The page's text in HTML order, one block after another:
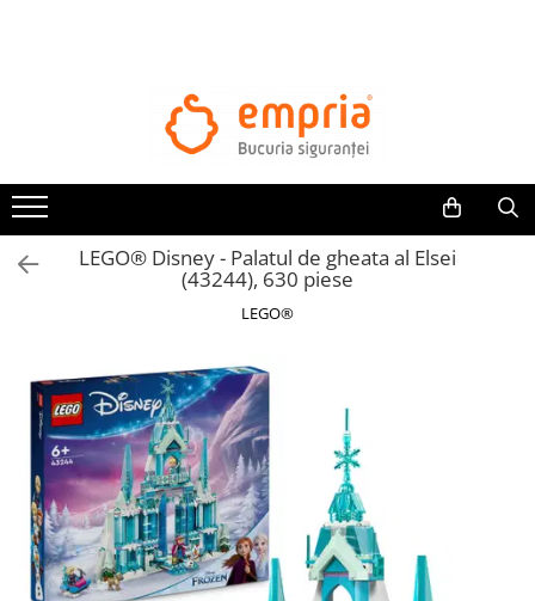
Bariere protectie pentru pat
Protectii mobilier
Banda protectie mobila copii
Sigurante pentru sertare si usi
Sigurante geamuri si usi glisante
Kituri de siguranta pentru copii si
bebelusi
Protectii casa
Protectii utile
Poarta siguranta copii
LEGO® Disney - Palatul de gheata al Elsei
(43244), 630 piese
LEGO®